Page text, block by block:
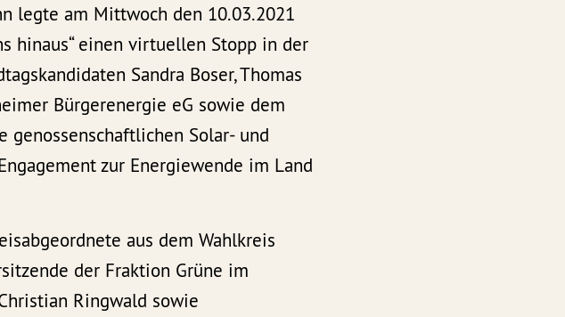
legte am Mittwoch den 10.03.2021
hinaus“ einen virtuellen Stopp in der
Sandra Boser, Thomas
Bürgerenergie eG sowie dem
Solar- und
zur Energiewende im Land
aus dem Wahlkreis
der Fraktion Grüne im
Ringwald sowie